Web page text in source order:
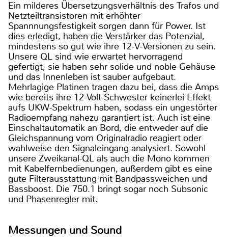
Ein milderes Übersetzungsverhältnis des Trafos und
Netzteiltransistoren mit erhöhter
Spannnungsfestigkeit sorgen dann für Power. Ist
dies erledigt, haben die Verstärker das Potenzial,
mindestens so gut wie ihre 12-V-Versionen zu sein.
Unsere QL sind wie erwartet hervorragend
gefertigt, sie haben sehr solide und noble Gehäuse
und das Innenleben ist sauber aufgebaut.
Mehrlagige Platinen tragen dazu bei, dass die Amps
wie bereits ihre 12-Volt-Schwester keinerlei Effekt
aufs UKW-Spektrum haben, sodass ein ungestörter
Radioempfang nahezu garantiert ist. Auch ist eine
Einschaltautomatik an Bord, die entweder auf die
Gleichspannung vom Originalradio reagiert oder
wahlweise den Signaleingang analysiert. Sowohl
unsere Zweikanal-QL als auch die Mono kommen
mit Kabelfernbedienungen, außerdem gibt es eine
gute Filterausstattung mit Bandpassweichen und
Bassboost. Die 750.1 bringt sogar noch Subsonic
und Phasenregler mit.
Messungen und Sound